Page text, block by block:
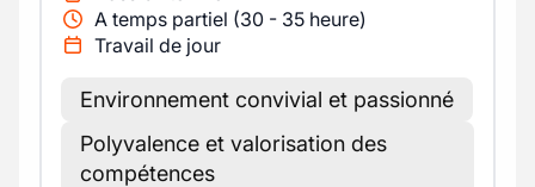
A temps partiel (30 - 35 heure)
Travail de jour
Environnement convivial et passionné
Polyvalence et valorisation des
compétences